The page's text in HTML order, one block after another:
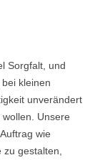
Sorgfalt, und
kleinen
unverändert
Unsere
wie
gestalten,